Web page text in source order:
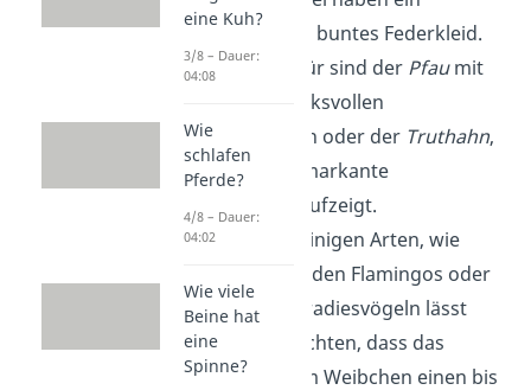
auffälliges und buntes Federkleid.
Beispiele hierfür sind der Pfaumit
seinen eindrucksvollen
Schwanzfedern oder der Truthahn,
der eine sehr markante
Kopffärbung aufzeigt.
Balztanz:
Bei einigen Arten, wie
beispielsweise den Flamingos oder
den Kragenparadiesvögeln lässt
sich oft beobachten, dass das
Männchen dem Weibchen einen bis
eine Kuh?
3/8 – Dauer:
04:08
Wie
schlafen
Pferde?
4/8 – Dauer:
04:02
Wie viele
Beine hat
eine
Spinne?